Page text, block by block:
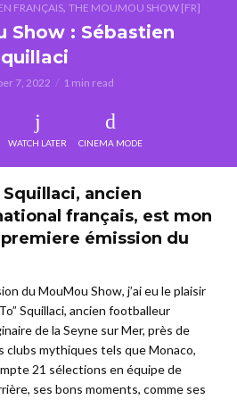
FRANÇAIS, THE MOUMOU SHOW [FR]
Show : Sébastien
7, 2022 1 min read
WATCH LATER CINEMA MODE
ancien
français, est mon
émission du
du MouMou Show, j’ai eu le plaisir
Squillaci, ancien footballeur
de la Seyne sur Mer, près de
clubs mythiques tels que Monaco,
21 sélections en équipe de
ses bons moments, comme ses